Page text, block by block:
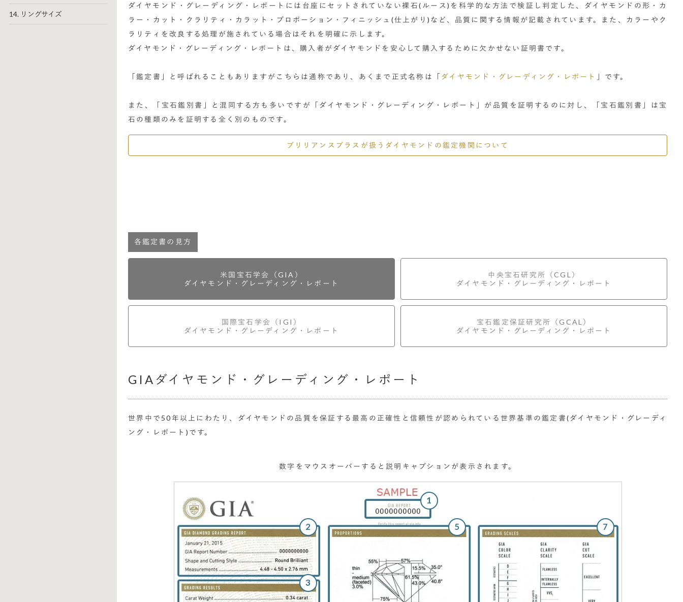
ダイヤモンド・グレーディング・レポートには台座にセットされていない裸石(ルース)を科学的な方法で検証し判定した、ダイヤモンドの形・カ
ラー・カット・クラリティ・カラット・プロポーション・フィニッシュ(仕上がり)など、品質に関する情報が記載されています。また、カラーやク
ラリティを改良する処理が施されている場合はそれを明確に示します。
ダイヤモンド・グレーディング・レポートは、購入者がダイヤモンドを安心して購入するために欠かせない証明書です。
「鑑定書」と呼ばれることもありますがこちらは通称であり、あくまで正式名称は「ダイヤモンド・グレーディング・レポート 」です。
また、「宝石鑑別書」と混同する方も多いですが「ダイヤモンド・グレーディング・レポート」が品質を証明するのに対し、「宝石鑑別書」は宝
石の種類のみを証明する全く別のものです。
ブリリアンスプラスが扱うダイヤモンドの鑑定機関について
各鑑定書の見方
米国宝石学会
（GIA）
ダイヤモンド・グレーディング・レポート
中央宝石研究所
（CGL）
ダイヤモンド・グレーディング・レポート
国際宝石学会
（IGI）
ダイヤモンド・グレーディング・レポート
宝石鑑定保証研究所
（GCAL）
ダイヤモンド・グレーディング・レポート
GIAダイヤモンド・グレーディング・レポート
世界中で50年以上にわたり、ダイヤモンドの品質を保証する最高の正確性と信頼性が認められている世界基準の鑑定書(ダイヤモンド・グレーディ
ング・レポート)です。
1
2
3
5 7
数字をマウスオーバーすると説明キャプションが表示されます。
14. リングサイズ